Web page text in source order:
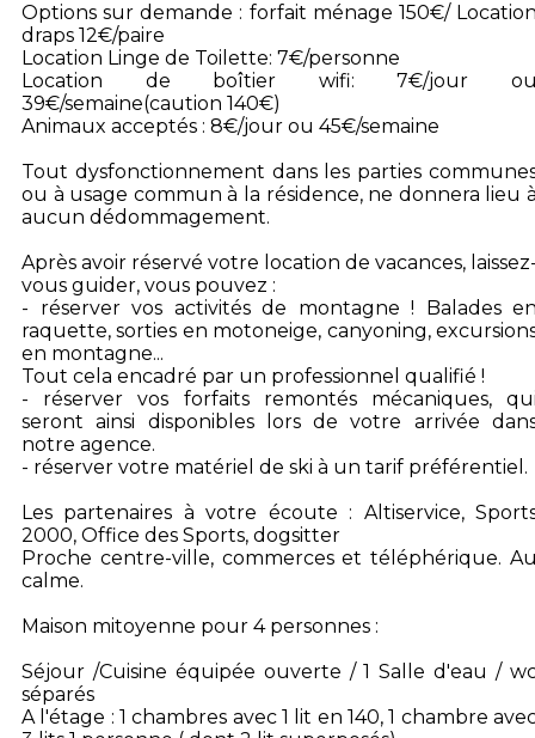
Options sur demande : forfait ménage 150€/
draps 12€/paire
Location Linge de Toilette: 7€/personne
Location de boîtier wifi: 7€/jour
39€/semaine(caution 140€)
Animaux acceptés : 8€/jour ou 45€/semaine
Tout dysfonctionnement dans les parties
ou à usage commun à la résidence, ne donnera lieu
aucun dédommagement.
Après avoir réservé votre location de vacances,
vous guider, vous pouvez :
- réserver vos activités de montagne ! Balades
raquette, sorties en motoneige, canyoning,
en montagne...
Tout cela encadré par un professionnel qualifié !
- réserver vos forfaits remontés mécaniques,
seront ainsi disponibles lors de votre arrivée
notre agence.
- réserver votre matériel de ski à un tarif préférentiel.
Les partenaires à votre écoute : Altiservice,
2000, Office des Sports, dogsitter
Proche centre-ville, commerces et téléphérique.
calme.
Maison mitoyenne pour 4 personnes :
Séjour /Cuisine équipée ouverte / 1 Salle d'eau /
séparés
A l'étage : 1 chambres avec 1 lit en 140, 1 chambre